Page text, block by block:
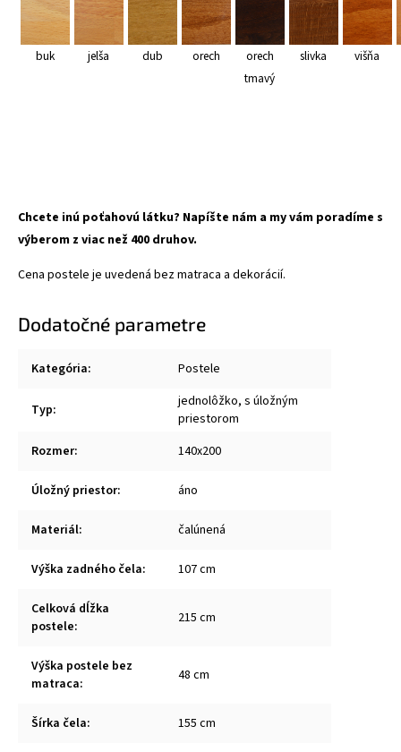
buk jelša dub orech
orech
tmavý
slivka višňa
Chcete inú poťahovú látku? Napíšte nám a my vám poradíme s
výberom z viac než 400 druhov.
Cena postele je uvedená bez matraca a dekorácií.
Dodatočné parametre
Kategória: Postele
Typ:
jednolôžko, s úložným
priestorom
Rozmer: 140x200
Úložný priestor: áno
Materiál: čalúnená
Výška zadného čela: 107 cm
Celková dĺžka
postele: 215 cm
Výška postele bez
matraca: 48 cm
Šírka čela: 155 cm